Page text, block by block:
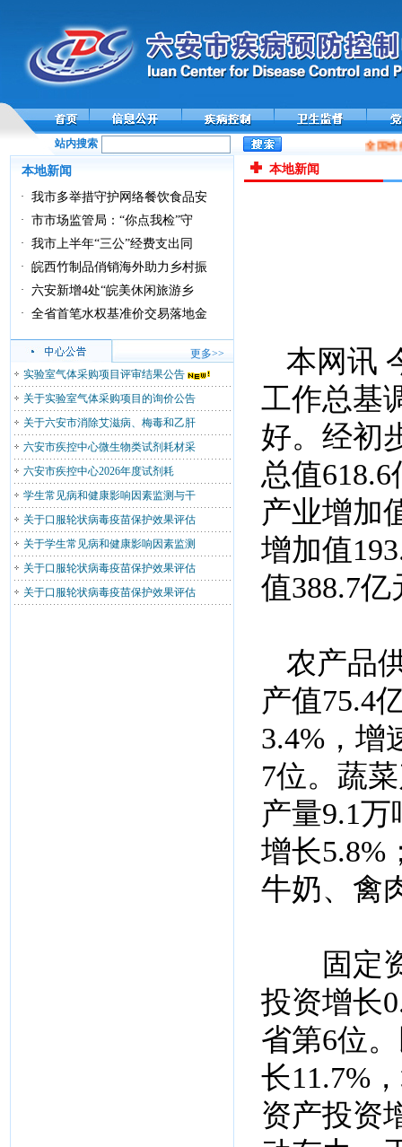
站内搜索 全国性
本地新闻
· 我市多举措守护网络餐饮食品安
· 市市场监管局：“你点我检”守
· 我市上半年“三公”经费支出同
· 皖西竹制品俏销海外助力乡村振
· 六安新增4处“皖美休闲旅游乡
· 全省首笔水权基准价交易落地金
更多>>
实验室气体采购项目评审结果公告
关于实验室气体采购项目的询价公告
关于六安市消除艾滋病、梅毒和乙肝
六安市疾控中心微生物类试剂耗材采
六安市疾控中心2026年度试剂耗
学生常见病和健康影响因素监测与干
关于口服轮状病毒疫苗保护效果评估
关于学生常见病和健康影响因素监测
关于口服轮状病毒疫苗保护效果评估
关于口服轮状病毒疫苗保护效果评估
本地新闻
本网讯
工作总基
好。经初
总值
产业增加
增加值
值388.7
农产品
产值75.4
3.4%，增
7位。蔬
产量9.1
增长5.8%
牛奶、禽
固定资
投资增长
省第6位
长11.7%
资产投资